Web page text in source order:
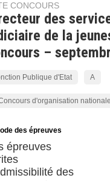
CONCOURS
des
de la
–
Publique d'Etat A
d'organisation nationale
des épreuves
épreuves
des